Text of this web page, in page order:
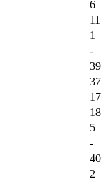
6
11
1
-
39
37
17
18
5
-
40
2